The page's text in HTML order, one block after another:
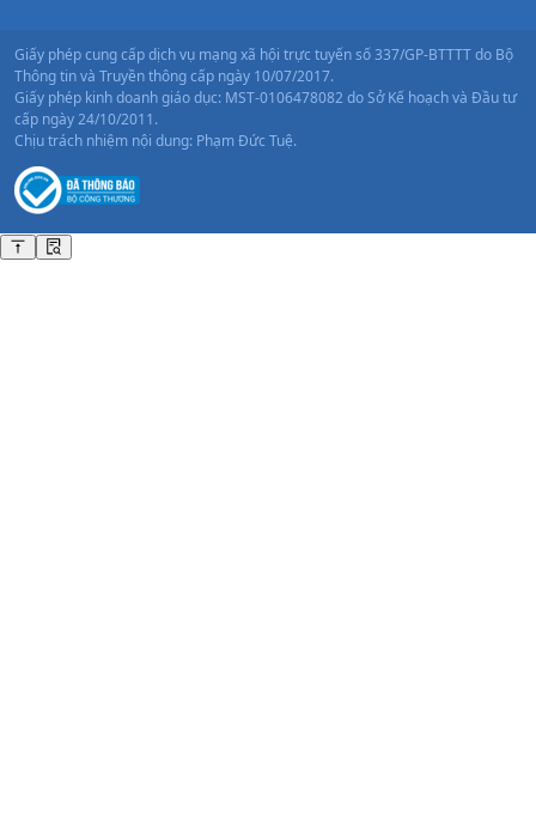
Giấy phép cung cấp dịch vụ mạng xã hội trực tuyến số 337/GP-BTTTT do Bộ
Thông tin và Truyền thông cấp ngày 10/07/2017.
Giấy phép kinh doanh giáo dục: MST-0106478082 do Sở Kế hoạch và Đầu tư
cấp ngày 24/10/2011.
Chịu trách nhiệm nội dung: Phạm Đức Tuệ.